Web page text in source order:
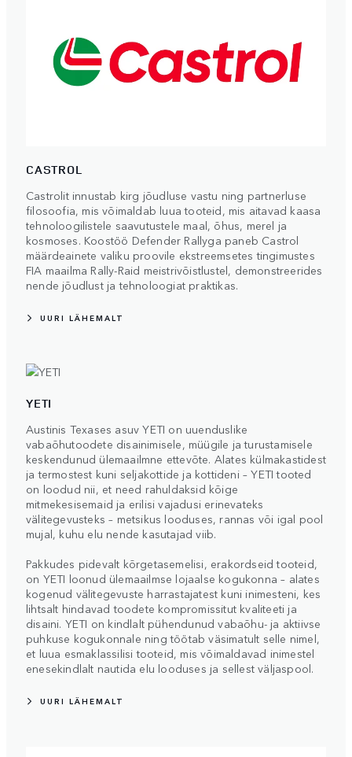
CASTROL
Castrolit innustab kirg jõudluse vastu ning partnerluse
filosoofia, mis võimaldab luua tooteid, mis aitavad kaasa
tehnoloogilistele saavutustele maal, õhus, merel ja
kosmoses. Koostöö Defender Rallyga paneb Castrol
määrdeainete valiku proovile ekstreemsetes tingimustes
FIA maailma Rally-Raid meistrivõistlustel, demonstreerides
nende jõudlust ja tehnoloogiat praktikas.
UURI LÄHEMALT
YETI
Austinis Texases asuv YETI on uuenduslike
vabaõhutoodete disainimisele, müügile ja turustamisele
keskendunud ülemaailmne ettevõte. Alates külmakastidest
ja termostest kuni seljakottide ja kottideni – YETI tooted
on loodud nii, et need rahuldaksid kõige
mitmekesisemaid ja erilisi vajadusi erinevateks
välitegevusteks – metsikus looduses, rannas või igal pool
mujal, kuhu elu nende kasutajad viib.
Pakkudes pidevalt kõrgetasemelisi, erakordseid tooteid,
on YETI loonud ülemaailmse lojaalse kogukonna – alates
kogenud välitegevuste harrastajatest kuni inimesteni, kes
lihtsalt hindavad toodete kompromissitut kvaliteeti ja
disaini. YETI on kindlalt pühendunud vabaõhu- ja aktiivse
puhkuse kogukonnale ning töötab väsimatult selle nimel,
et luua esmaklassilisi tooteid, mis võimaldavad inimestel
enesekindlalt nautida elu looduses ja sellest väljaspool.
UURI LÄHEMALT